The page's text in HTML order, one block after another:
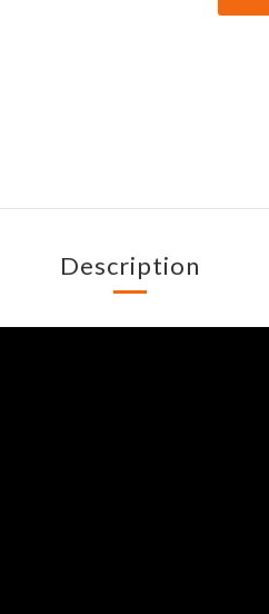
Description